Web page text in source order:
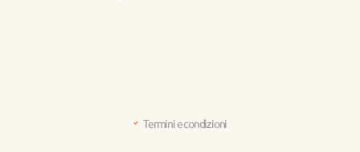
Termini e condizioni